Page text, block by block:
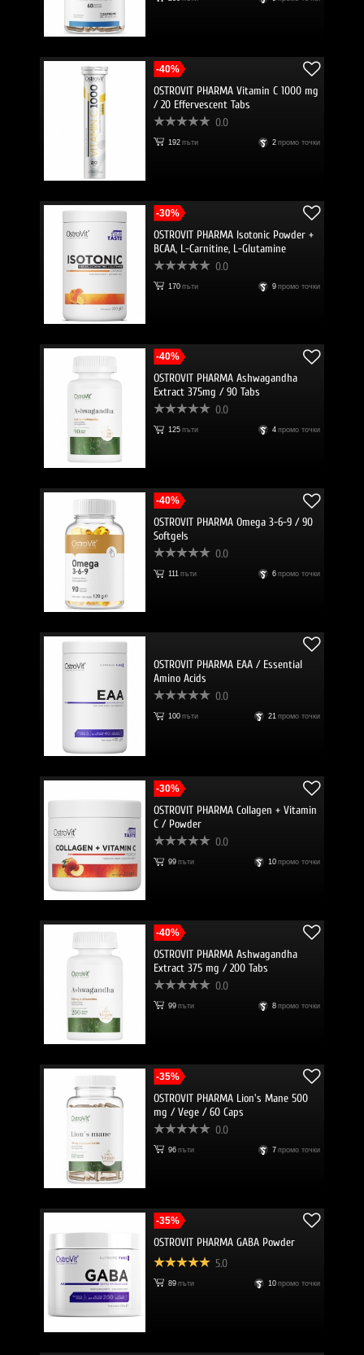
-40%
OSTROVIT PHARMA Vitamin C 1000 mg
/ 20 Effervescent Tabs
0.0
192 пъти 2 промо точки
-30%
OSTROVIT PHARMA Isotonic Powder +
BCAA, L-Carnitine, L-Glutamine
0.0
170 пъти 9 промо точки
-40%
OSTROVIT PHARMA Ashwagandha
Extract 375mg / 90 Tabs
0.0
125 пъти 4 промо точки
-40%
OSTROVIT PHARMA Omega 3-6-9 / 90
Softgels
0.0
111 пъти 6 промо точки
OSTROVIT PHARMA EAA / Essential
Amino Acids
0.0
100 пъти 21 промо точки
-30%
OSTROVIT PHARMA Collagen + Vitamin
C / Powder
0.0
99 пъти 10 промо точки
-40%
OSTROVIT PHARMA Ashwagandha
Extract 375 mg / 200 Tabs
0.0
99 пъти 8 промо точки
-35%
OSTROVIT PHARMA Lion's Mane 500
mg / Vege / 60 Caps
0.0
96 пъти 7 промо точки
-35%
OSTROVIT PHARMA GABA Powder
5.0
89 пъти 10 промо точки